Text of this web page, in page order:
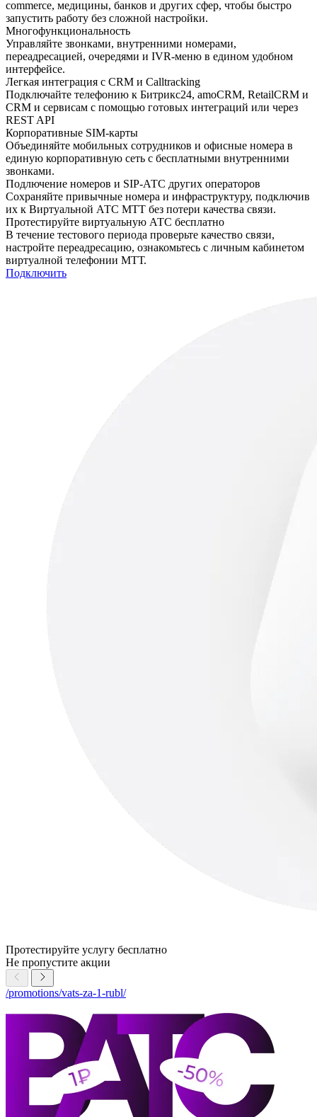
commerce, медицины, банков и других сфер, чтобы быстро
запустить работу без сложной настройки.
Многофункциональность
Управляйте звонками, внутренними номерами,
переадресацией, очередями и IVR-меню в едином удобном
интерфейсе.
Легкая интеграция с CRM и Calltracking
Подключайте телефонию к Битрикс24, amoCRM, RetailCRM и
CRM и сервисам с помощью готовых интеграций или через
REST API
Корпоративные SIM-карты
Объединяйте мобильных сотрудников и офисные номера в
единую корпоративную сеть с бесплатными внутренними
звонками.
Подлючение номеров и SIP-АТС других операторов
Сохраняйте привычные номера и инфраструктуру, подключив
их к Виртуальной АТС МТТ без потери качества связи.
Протестируйте виртуальную АТС бесплатно
В течение тестового периода проверьте качество связи,
настройте переадресацию, ознакомьтесь с личным кабинетом
виртуалной телефонии МТТ.
Подключить
Протестируйте услугу бесплатно
Не пропустите акции
/promotions/vats-za-1-rubl/